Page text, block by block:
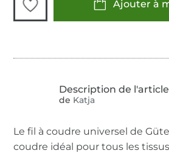
Ajouter à
de Katja
Le fil à coudre universel de
coudre idéal pour tous les